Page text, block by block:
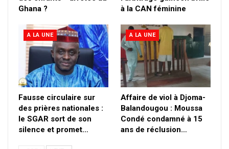
Ghana ?
à la CAN féminine
A LA UNE
Fausse circulaire sur
des prières nationales :
le SGAR sort de son
silence et promet…
A LA UNE
Affaire de viol à Djoma-
Balandougou : Moussa
Condé condamné à 15
ans de réclusion…